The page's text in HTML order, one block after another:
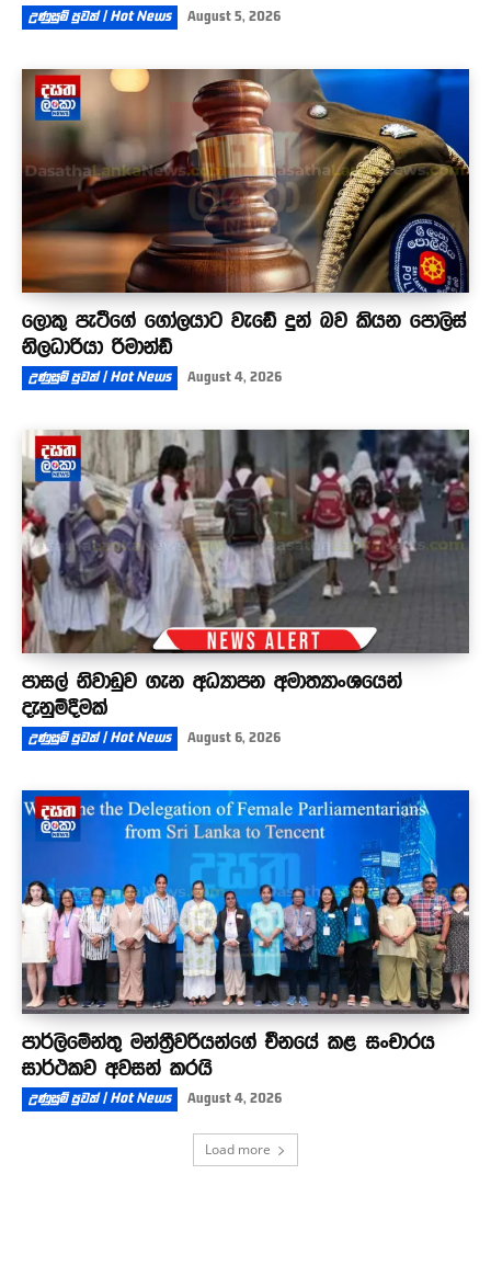
උණුසුම් පුවත් | Hot News August 5, 2026
ලොකු පැටීගේ ගෝලයාට වැඩේ දුන් බව කියන පොලිස්
නිලධාරියා රිමාන්ඩ්
උණුසුම් පුවත් | Hot News August 4, 2026
පාසල් නිවාඩුව ගැන අධ්‍යාපන අමාත්‍යාංශයෙන්
දැනුම්දීමක්
උණුසුම් පුවත් | Hot News August 6, 2026
පාර්ලිමේන්තු මන්ත්‍රීවරියන්ගේ චීනයේ කළ සංචාරය
සාර්ථකව අවසන් කරයි
උණුසුම් පුවත් | Hot News August 4, 2026
Load more